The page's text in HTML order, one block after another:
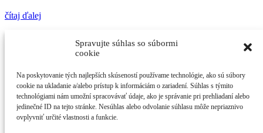
Spravujte súhlas so súbormi
cookie
Na poskytovanie tých najlepších skúseností používame technológie, ako sú súbory
cookie na ukladanie a/alebo prístup k informáciám o zariadení. Súhlas s týmito
technológiami nám umožní spracovávať údaje, ako je správanie pri prehliadaní alebo
jedinečné ID na tejto stránke. Nesúhlas alebo odvolanie súhlasu môže nepriaznivo
ovplyvniť určité vlastnosti a funkcie.
čítaj ďalej
Jediný letný festival? Vrbovské vetry budú mini
Karantenníček: Braňo Jobus číta cez Facebook zo
svojej knihy
čítaj ďalej